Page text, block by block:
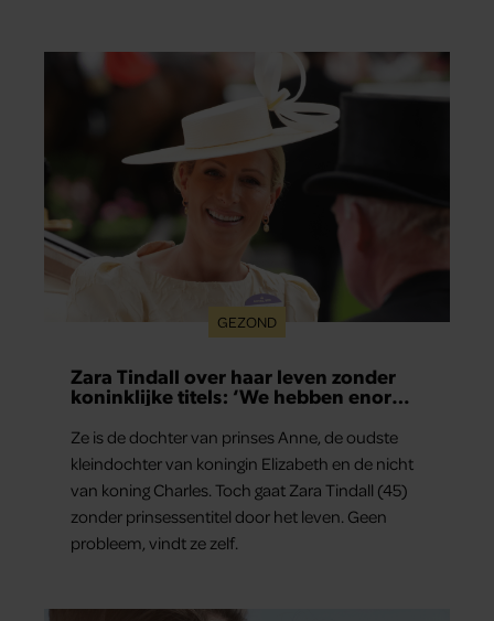
alleen raakt, maar het publiek ook aan het
denken zet.
GEZOND
Zara Tindall over haar leven zonder
koninklijke titels: ‘We hebben enorm
Ze is de dochter van prinses Anne, de oudste
kleindochter van koningin Elizabeth en de nicht
van koning Charles. Toch gaat Zara Tindall (45)
zonder prinsessentitel door het leven. Geen
probleem, vindt ze zelf.